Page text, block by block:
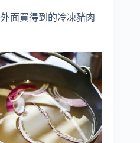
面買得到的冷凍豬肉